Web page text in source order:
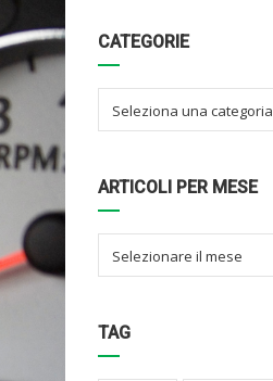
CATEGORIE
Seleziona una categoria
ARTICOLI PER MESE
Selezionare il mese
TAG